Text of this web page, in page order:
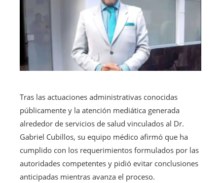
Tras las actuaciones administrativas conocidas
públicamente y la atención mediática generada
alrededor de servicios de salud vinculados al Dr.
Gabriel Cubillos, su equipo médico afirmó que ha
cumplido con los requerimientos formulados por las
autoridades competentes y pidió evitar conclusiones
anticipadas mientras avanza el proceso.